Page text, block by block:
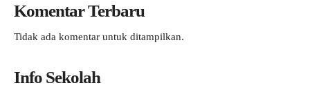
Komentar Terbaru
Tidak ada komentar untuk ditampilkan.
Info Sekolah